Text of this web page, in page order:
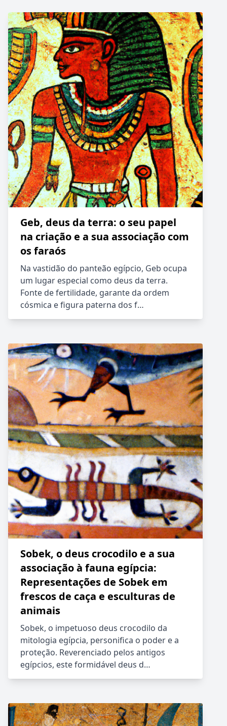
Geb, deus da terra: o seu papel
na criação e a sua associação com
os faraós
Na vastidão do panteão egípcio, Geb ocupa
um lugar especial como deus da terra.
Fonte de fertilidade, garante da ordem
cósmica e figura paterna dos f…
Sobek, o deus crocodilo e a sua
associação à fauna egípcia:
Representações de Sobek em
frescos de caça e esculturas de
animais
Sobek, o impetuoso deus crocodilo da
mitologia egípcia, personifica o poder e a
proteção. Reverenciado pelos antigos
egípcios, este formidável deus d…